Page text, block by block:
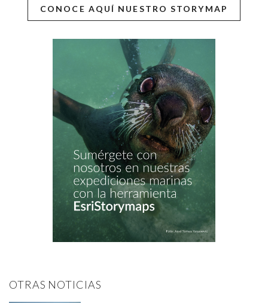
CONOCE AQUÍ NUESTRO STORYMAP
OTRAS NOTICIAS